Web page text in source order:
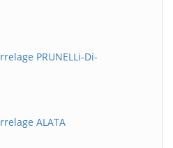
PRUNELLi-Di-
ALATA